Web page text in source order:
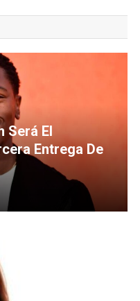
Será El
Entrega De